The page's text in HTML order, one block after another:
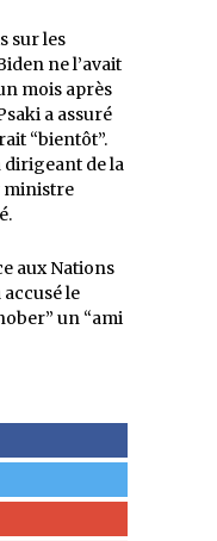
sur les
ne l’avait
mois après
a assuré
“bientôt”.
dirigeant de la
ministre
aux Nations
le
un “ami